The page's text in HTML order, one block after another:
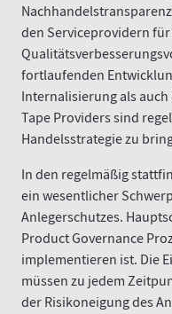
den Serviceprovidern für
fortlaufenden
Internalisierung als
Tape Providers sind
Handelsstrategie zu
In den regelmäßig
ein wesentlicher
Anlegerschutzes.
Product Governance
implementieren ist. Die
müssen zu jedem
der Risikoneigung des